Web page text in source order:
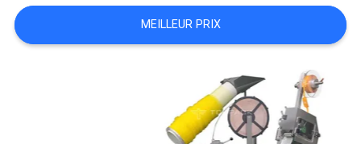
NOUVELLES
MEILLEUR PRIX